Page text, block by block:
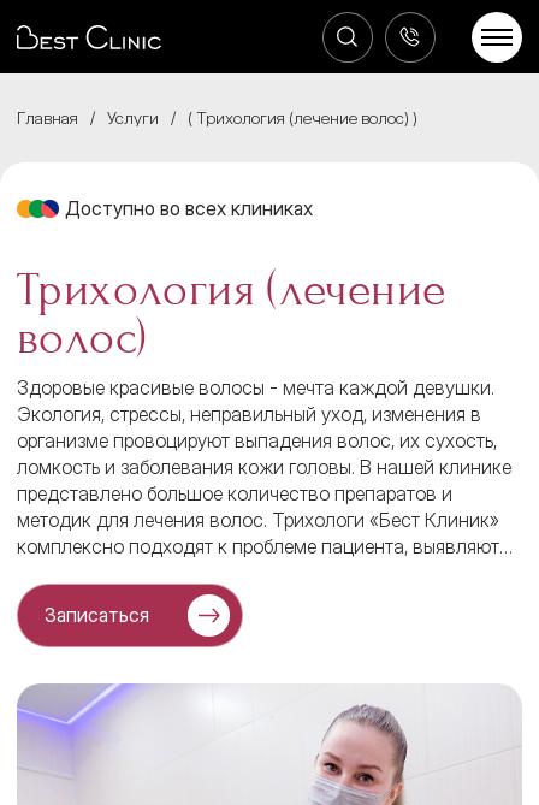
Главная / Услуги / Трихология (лечение волос)
Доступно во всех клиниках
Трихология (лечение
волос)
Здоровые красивые волосы - мечта каждой девушки.
Экология, стрессы, неправильный уход, изменения в
организме провоцируют выпадения волос, их сухость,
ломкость и заболевания кожи головы. В нашей клинике
представлено большое количество препаратов и
методик для лечения волос. Трихологи «Бест Клиник»
комплексно подходят к проблеме пациента, выявляют
профессиональную косметику для волос и кожи головы.
Записаться